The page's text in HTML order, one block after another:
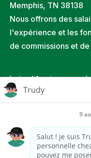
Memphis, TN 38138
Nous offrons des
l'expérience et les
de commissions et
Loi californienne sur
consommateurs
Déclaration de
Déclaration EEO/
Politique de
Politique de